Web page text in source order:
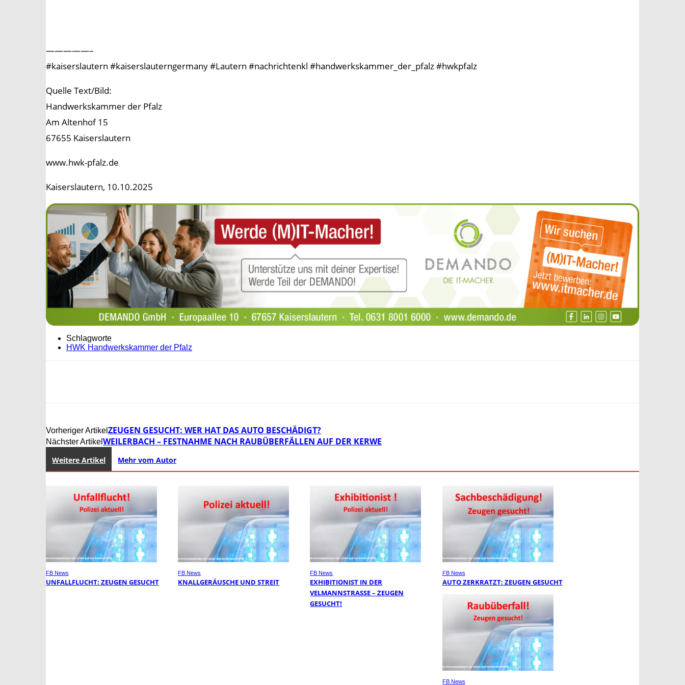
—————–
#kaiserslautern #kaiserslauterngermany #Lautern #nachrichtenkl #handwerkskammer_der_pfalz #hwkpfalz
Quelle Text/Bild:
Handwerkskammer der Pfalz
Am Altenhof 15
67655 Kaiserslautern
www.hwk-pfalz.de
Kaiserslautern, 10.10.2025
Schlagworte
HWK Handwerkskammer der Pfalz
Vorheriger Artikel ZEUGEN GESUCHT: WER HAT DAS AUTO BESCHÄDIGT?
Nächster Artikel WEILERBACH – FESTNAHME NACH RAUBÜBERFÄLLEN AUF DER KERWE
Weitere Artikel Mehr vom Autor
FB News
UNFALLFLUCHT: ZEUGEN GESUCHT
FB News
KNALLGERÄUSCHE UND STREIT
FB News
EXHIBITIONIST IN DER
VELMANNSTRASSE – ZEUGEN G
ESUCHT!
FB News
AUTO ZERKRATZT: ZEUGEN GESUCHT
FB News